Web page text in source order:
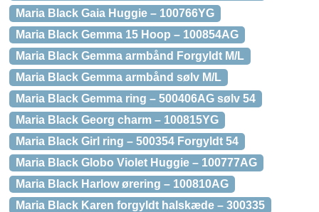
Maria Black Gaia Huggie – 100766YG
Maria Black Gemma 15 Hoop – 100854AG
Maria Black Gemma armbånd Forgyldt M/L
Maria Black Gemma armbånd sølv M/L
Maria Black Gemma ring – 500406AG sølv 54
Maria Black Georg charm – 100815YG
Maria Black Girl ring – 500354 Forgyldt 54
Maria Black Globo Violet Huggie – 100777AG
Maria Black Harlow ørering – 100810AG
Maria Black Karen forgyldt halskæde – 300335